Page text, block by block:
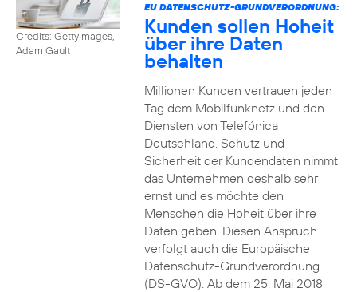
Credits: Gettyimages,
Adam Gault
EU DATENSCHUTZ-GRUNDVERORDNUNG:
Kunden sollen Hoheit
über ihre Daten
behalten
Millionen Kunden vertrauen jeden
Tag dem Mobilfunknetz und den
Diensten von Telefónica
Deutschland. Schutz und
Sicherheit der Kundendaten nimmt
das Unternehmen deshalb sehr
ernst und es möchte den
Menschen die Hoheit über ihre
Daten geben. Diesen Anspruch
verfolgt auch die Europäische
Datenschutz-Grundverordnung
(DS-GVO). Ab dem 25. Mai 2018